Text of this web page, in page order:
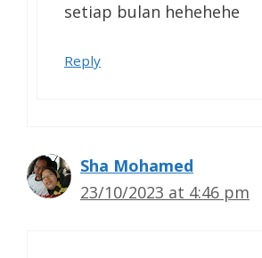
setiap bulan hehehehe
Reply
Sha Mohamed
23/10/2023 at 4:46 pm